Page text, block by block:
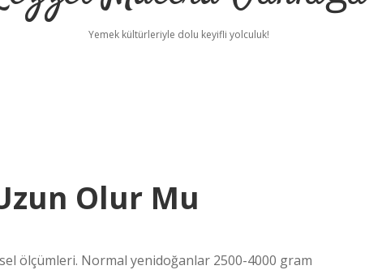
Yemek kültürleriyle dolu keyifli yolculuk!
Olur Mu
ölçümleri. Normal yenidoğanlar 2500-4000 gram